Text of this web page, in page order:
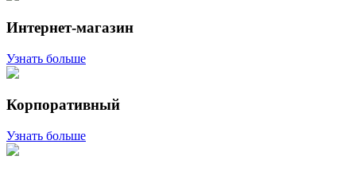
Интернет-магазин
Узнать больше
Корпоративный
Узнать больше